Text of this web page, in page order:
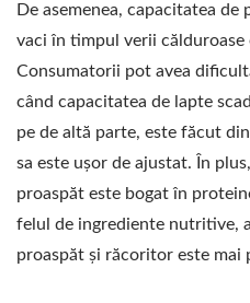
SOIA,
LAPTE
FABRICĂ
SOIA,
DE SOIA,
LAPTE
De asemenea, capacitatea
vaci în timpul verii călduroase
Consumatorii pot avea
când capacitatea de lapte
pe de altă parte, este făcut
sa este ușor de ajustat. În
proaspăt este bogat în
felul de ingrediente nutritive,
proaspăt și răcoritor este mai